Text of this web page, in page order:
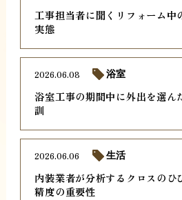
工事担当者に聞くリフォーム中
実態
浴室工事の期間中に外出を選ん
訓
2026.06.08 浴室
内装業者が分析するクロスのひ
精度の重要性
2026.06.06 生活